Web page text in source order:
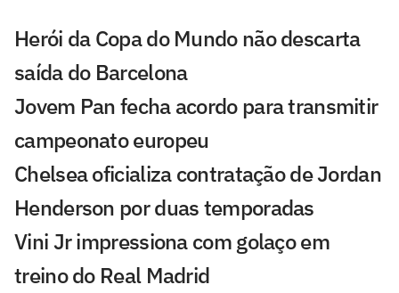
Herói da Copa do Mundo não descarta
saída do Barcelona
Jovem Pan fecha acordo para transmitir
campeonato europeu
Chelsea oficializa contratação de Jordan
Henderson por duas temporadas
Vini Jr impressiona com golaço em
treino do Real Madrid